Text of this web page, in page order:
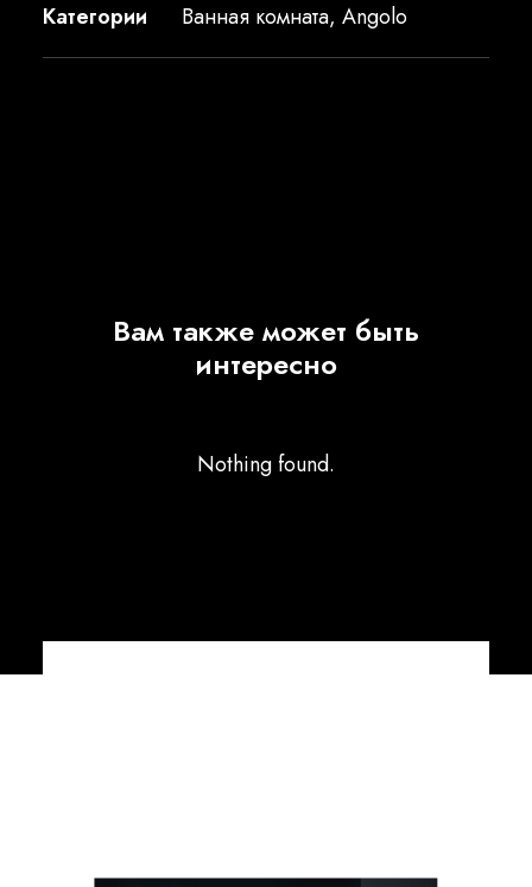
Категории Ванная комната, Angolo
Вам также может быть
интересно
Nothing found.